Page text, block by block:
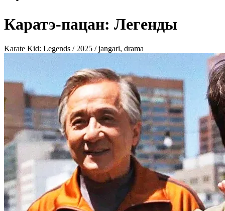
Каратэ-пацан: Легенды
Karate Kid: Legends / 2025 / jangari, drama